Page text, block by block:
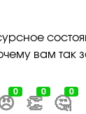
вам так
0
👏
0
🤔
0